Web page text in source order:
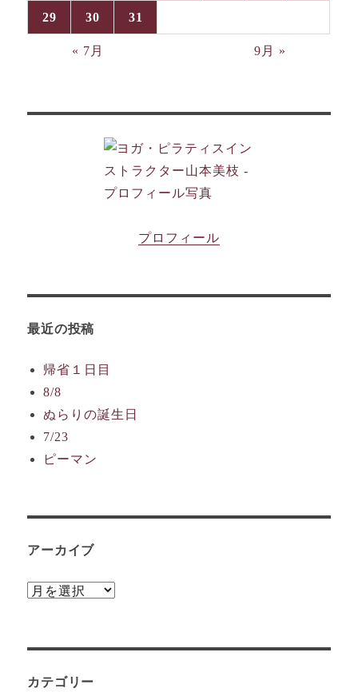
29 30 31
« 7月 9月 »
プロフィール
最近の投稿
帰省１日目
8/8
ぬらりの誕生日
7/23
ピーマン
アーカイブ
ア
ブ
カテゴリー